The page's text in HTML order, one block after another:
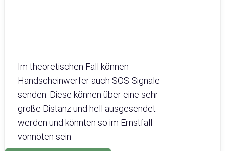
Im theoretischen Fall können
Handscheinwerfer auch SOS-Signale
senden. Diese können über eine sehr
große Distanz und hell ausgesendet
werden und könnten so im Ernstfall
vonnöten sein